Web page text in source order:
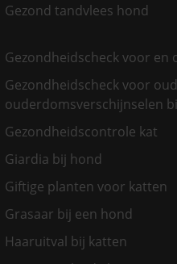
Gezond tandvlees hond
Gezondheidscheck voor en
Gezondheidscheck voor
ouderdomsverschijnselen
Gezondheidscontrole kat
Giardia bij hond
Giftige planten voor katten
Grasaar bij een hond
Haaruitval bij katten